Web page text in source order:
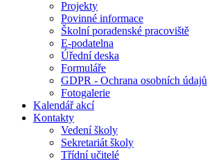
Projekty
Povinné informace
Školní poradenské pracoviště
E-podatelna
Úřední deska
Formuláře
GDPR - Ochrana osobních údajů
Fotogalerie
Kalendář akcí
Kontakty
Vedení školy
Sekretariát školy
Třídní učitelé